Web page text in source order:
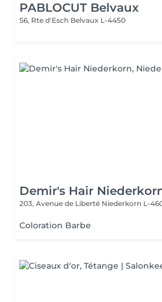
PABLOCUT Belvaux
56, Rte d'Esch Belvaux L-4450
Demir's Hair
203, Avenue de Liberté Niederkorn L-
Coloration Barbe